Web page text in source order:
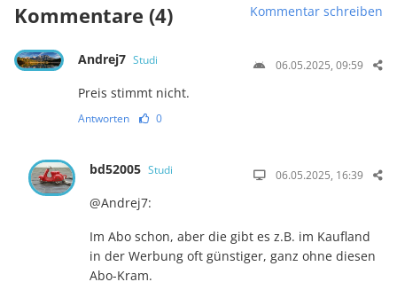
Kommentare (4) Kommentar schreiben
Andrej7 Studi 06.05.2025, 09:59
Preis stimmt nicht.
Antworten 0
bd52005 Studi 06.05.2025, 16:39
@Andrej7:
Im Abo schon, aber die gibt es z.B. im Kaufland
in der Werbung oft günstiger, ganz ohne diesen
Abo-Kram.